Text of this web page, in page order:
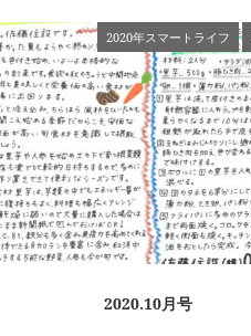
2020年スマートライフ
2020.10月号